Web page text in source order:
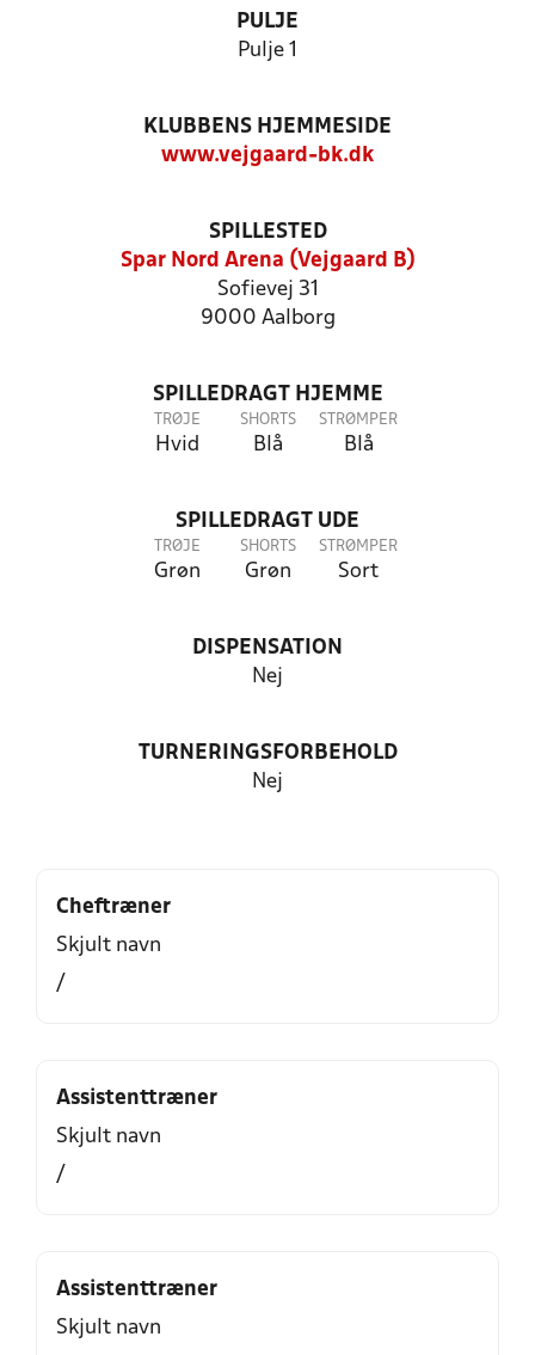
PULJE
Pulje 1
KLUBBENS HJEMMESIDE
www.vejgaard-bk.dk
SPILLESTED
Spar Nord Arena (Vejgaard B)
Sofievej 31
9000 Aalborg
SPILLEDRAGT HJEMME
TRØJE
Hvid
SHORTS
Blå
STRØMPER
Blå
SPILLEDRAGT UDE
TRØJE
Grøn
SHORTS
Grøn
STRØMPER
Sort
DISPENSATION
Nej
TURNERINGSFORBEHOLD
Nej
Cheftræner
Skjult navn
/
Assistenttræner
Skjult navn
/
Assistenttræner
Skjult navn